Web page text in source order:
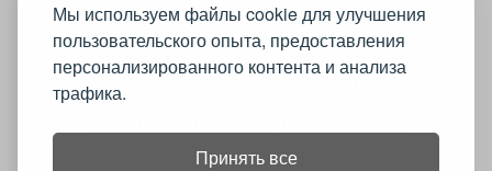
Мы используем файлы cookie для улучшения
пользовательского опыта, предоставления
персонализированного контента и анализа
трафика.
Принять все
Хотите продавать на construct.md?